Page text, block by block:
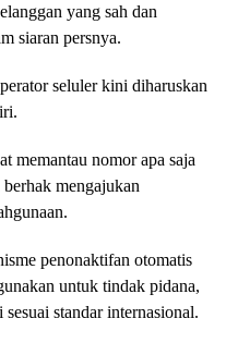
yang sah dan
siaran persnya.
seluler kini diharuskan
memantau nomor apa saja
mengajukan
penonaktifan otomatis
untuk tindak pidana,
standar internasional.